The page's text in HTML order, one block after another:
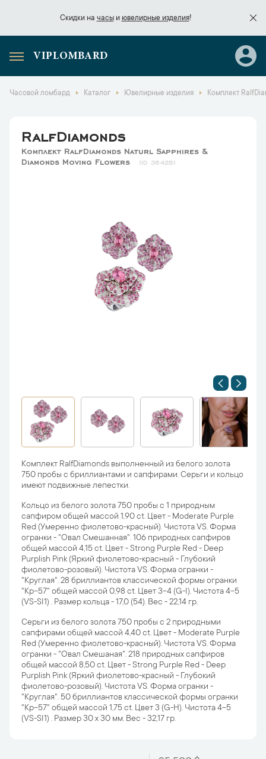
Скидки на часыи ювелирные изделия!
Скидки начасы
VIPLOMBARD
Часовой ломбард Каталог Ювелирные изделия Комплект
RalfDiamonds
Комплект RalfDiamonds Naturl Sapphires &
Diamonds Moving Flowers
38428
Комплект RalfDiamonds выполненный из белого золота
750 пробы с бриллиантами и сапфирами. Серьги и кольцо
имеют подвижные лепестки.
Кольцо из белого золота 750 пробы с 1 природным
сапфиром общей массой 1,90 ct. Цвет - Moderate Purple
Red (Умеренно фиолетово-красный). Чистота VS. Форма
огранки - "Овал Смешанная". 106 природных сапфиров
общей массой 4,15 ct. Цвет - Strong Purple Red - Deep
Purplish Pink (Яркий фиолетово-красный - Глубокий
фиолетово-розовый). Чистота VS. Форма огранки -
"Круглая". 28 бриллиантов классической формы огранки
"Кр-57" общей массой 0,98 ct. Цвет 3-4 (G-I). Чистота 4-5
(VS-SI1) . Размер кольца - 17,0 (54). Вес - 22,14 гр.
Серьги из белого золота 750 пробы с 2 природными
сапфирами общей массой 4,40 ct. Цвет - Moderate Purple
Red (Умеренно фиолетово-красный). Чистота VS. Форма
огранки - "Овал Смешаная". 218 природных сапфиров
общей массой 8,50 ct. Цвет - Strong Purple Red - Deep
Purplish Pink (Яркий фиолетово-красный - Глубокий
фиолетово-розовый). Чистота VS. Форма огранки -
"Круглая". 50 бриллиантов классической формы огранки
"Кр-57" общей массой 1,75 ct. Цвет 3 (G-H). Чистота 4-5
(VS-SI1) . Размер 30 х 30 мм. Вес - 32,17 гр.